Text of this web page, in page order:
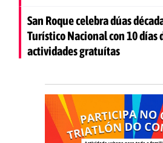
San Roque celebra dúas
Turístico Nacional con 10 días
actividades gratuítas